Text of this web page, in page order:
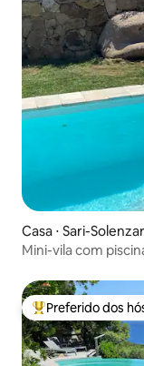
Casa ⋅ Sari-
Mini-vila com
Entre os
Preferido dos